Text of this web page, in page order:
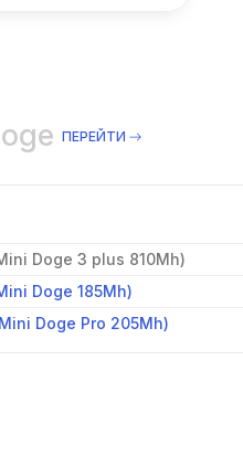
ПЕРЕЙТИ
Doge 3 plus 810Mh)
Doge 185Mh)
Doge Pro 205Mh)